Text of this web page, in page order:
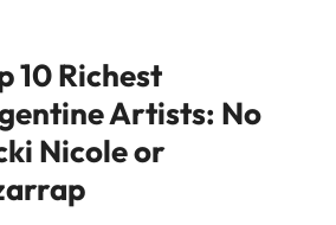
10 Richest
Artists: No
Nicole or